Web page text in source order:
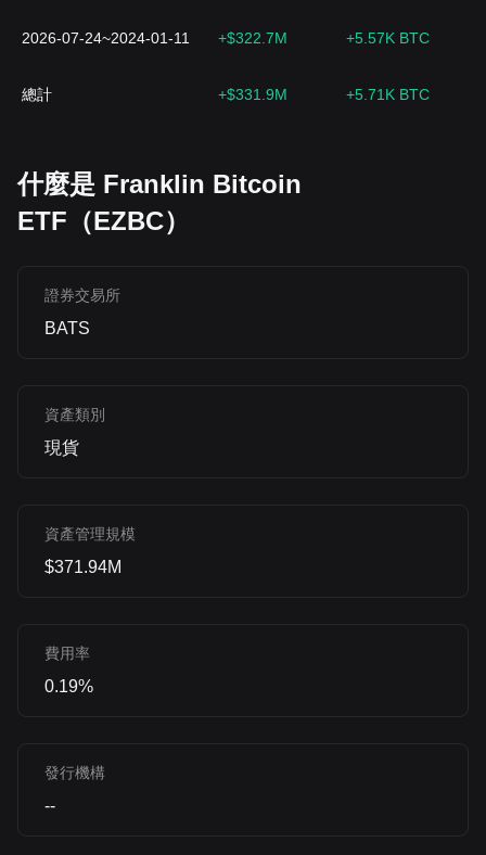
2026-07-24~2024-01-11 +$322.7M +5.57K BTC
總計 +$331.9M +5.71K BTC
什麼是 Franklin Bitcoin
ETF（EZBC）
證券交易所
BATS
資產類別
現貨
資產管理規模
$371.94M
費用率
0.19%
發行機構
--